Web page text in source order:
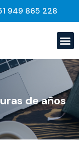
949 865 228‬
de años